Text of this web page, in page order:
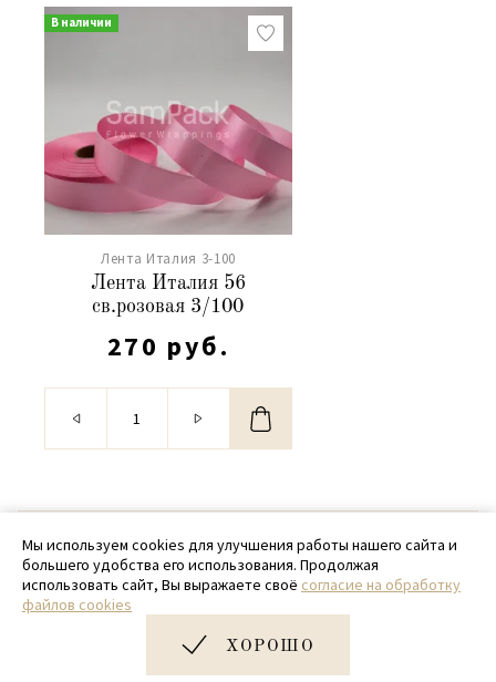
В наличии
Лента Италия 3-100
Лента Италия 56
св.розовая 3/100
270 руб.
© 2020 - 2026 SamPack
+ 7 (918) 699-97-87
zakaz@sampack.store
Дизайн и разработка сайта
Мы используем cookies для улучшения работы нашего сайта и
большего удобства его использования. Продолжая
использовать сайт, Вы выражаете своё согласие на обработку
файлов cookies
ХОРОШО